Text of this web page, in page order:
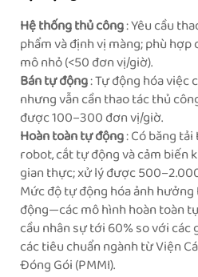
Hệ thống thủ công: Yêu cầu
phẩm và định vị màng; phù
mô nhỏ (<50 đơn vị/giờ).
Bán tự động: Tự động hóa việc
nhưng vẫn cần thao tác thủ
được 100–300 đơn vị/giờ.
Hoàn toàn tự động: Có băng
robot, cắt tự động và cảm biến
gian thực; xử lý được
Mức độ tự động hóa ảnh
động—các mô hình hoàn toàn
cầu nhân sự tới 60% so với các
các tiêu chuẩn ngành từ Viện
Đóng Gói (PMMI).